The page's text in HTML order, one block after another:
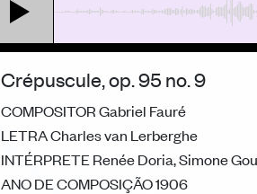
Crépuscule, op. 95 no. 9
COMPOSITORGabriel Fauré
LETRACharles van Lerberghe
INTÉRPRETE Renée Doria, Simone
ANO DE COMPOSIÇÃO1906